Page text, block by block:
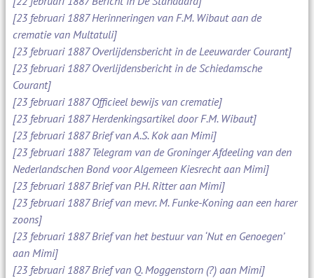
[23 februari 1887 Herinneringen van F.M. Wibaut aan de
crematie van Multatuli]
[23 februari 1887 Overlijdensbericht in de Leeuwarder Courant]
[23 februari 1887 Overlijdensbericht in de Schiedamsche
Courant]
[23 februari 1887 Officieel bewijs van crematie]
[23 februari 1887 Herdenkingsartikel door F.M. Wibaut]
[23 februari 1887 Brief van A.S. Kok aan Mimi]
[23 februari 1887 Telegram van de Groninger Afdeeling van den
Nederlandschen Bond voor Algemeen Kiesrecht aan Mimi]
[23 februari 1887 Brief van P.H. Ritter aan Mimi]
[23 februari 1887 Brief van mevr. M. Funke-Koning aan een harer
zoons]
[23 februari 1887 Brief van het bestuur van ‘Nut en Genoegen’
aan Mimi]
[23 februari 1887 Brief van Q. Moggenstorn (?) aan Mimi]